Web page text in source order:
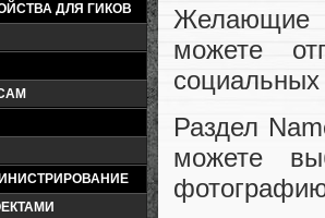
ДЛЯ ГИКОВ
Желающие
можете
Раздел
можете